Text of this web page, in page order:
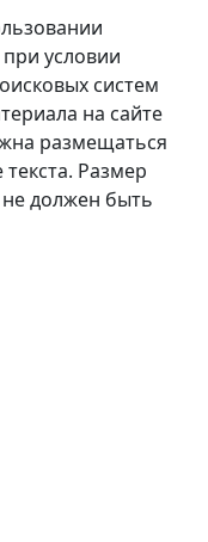
условии
систем
на сайте
размещаться
Размер
должен быть